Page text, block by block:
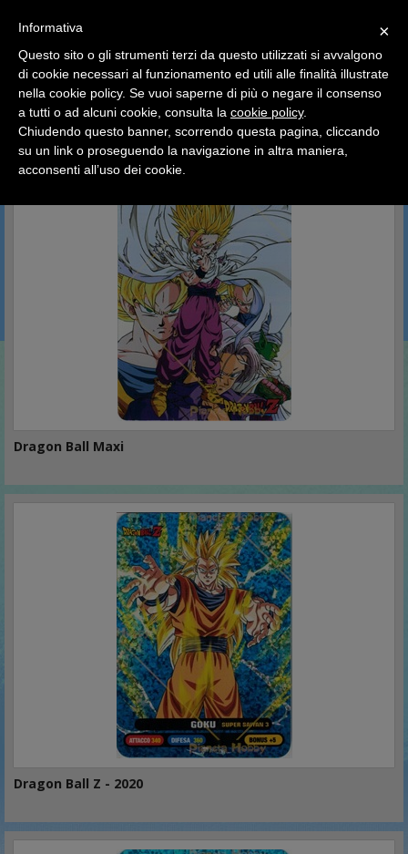
HOME Dragon Ball Lamincard
Dragon Ball Lamincard
Dragon Ball Maxi
Dragon Ball Z - 2020
×
Ciao a tutti, il negozio sarà chiuso dal 9/08 al 24/08
compreso.
Tutti gli ordini effettuati dopo le 15:00 del 07/08 verranno
spediti a partire dal giorno 25/08.
Buone vacanze a tutti dallo staff di Pianeta Hobby
×
Informativa
Questo sito o gli strumenti terzi da questo utilizzati si avvalgono
di cookie necessari al funzionamento ed utili alle finalità illustrate
nella cookie policy. Se vuoi saperne di più o negare il consenso
a tutti o ad alcuni cookie, consulta la cookie policy.
Chiudendo questo banner, scorrendo questa pagina, cliccando
su un link o proseguendo la navigazione in altra maniera,
acconsenti all’uso dei cookie.